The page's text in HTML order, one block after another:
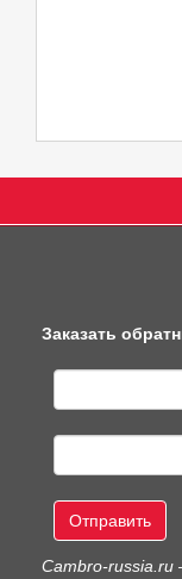
Заказать
Отправить
Сambro-